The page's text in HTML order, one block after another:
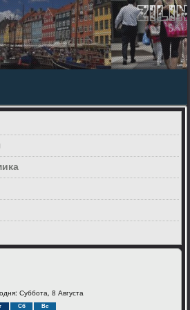
Суббота, 8 Августа
Сб Вс